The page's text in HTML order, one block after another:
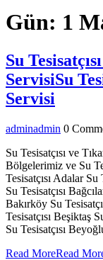
Gün: 1
Su
ServisiSu
Servisi
adminadmin 0
Su Tesisatçısı ve
Bölgelerimiz ve Su
Tesisatçısı Adalar
Su Tesisatçısı
Bakırköy Su
Tesisatçısı Beşiktaş
Su Tesisatçısı
Read MoreRead